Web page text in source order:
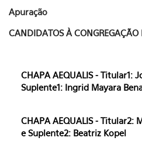
Apuração
CANDIDATOS À
CHAPA AEQUALIS - Titular1:
Suplente1: Ingrid Mayara
CHAPA AEQUALIS - Titular2:
e Suplente2: Beatriz Kopel